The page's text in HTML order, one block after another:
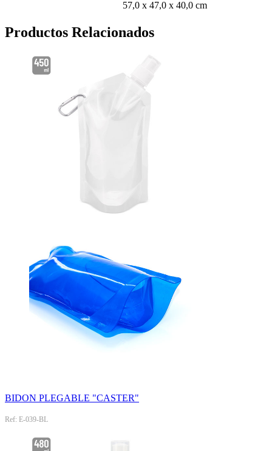
57,0 x 47,0 x 40,0 cm
Productos Relacionados
BIDON PLEGABLE "CASTER"
Ref: E-039-BL